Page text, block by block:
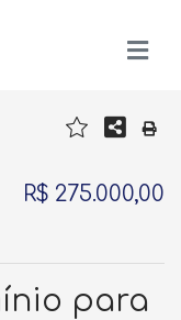
R$ 275.000,00
para